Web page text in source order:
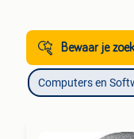
Bewaar je
Computers en